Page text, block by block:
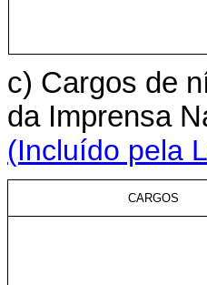
c) Cargos de
da Imprensa
(Incluído pela
CARGOS